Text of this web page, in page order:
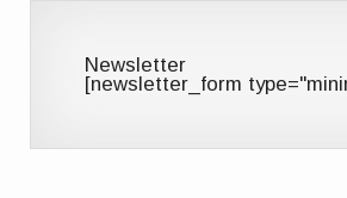
Newsletter
[newsletter_form